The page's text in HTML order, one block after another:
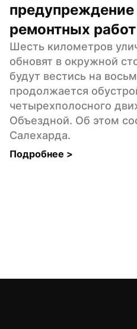
предупреждение
ремонтных работ
Шесть километров
обновят в окружной
будут вестись на
продолжается
четырехполосного
Объездной. Об этом
Салехарда.
Подробнее >